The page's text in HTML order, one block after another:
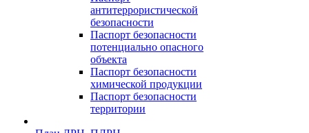
антитеррористической
безопасности
Паспорт безопасности
потенциально опасного
объекта
Паспорт безопасности
химической продукции
Паспорт безопасности
территории